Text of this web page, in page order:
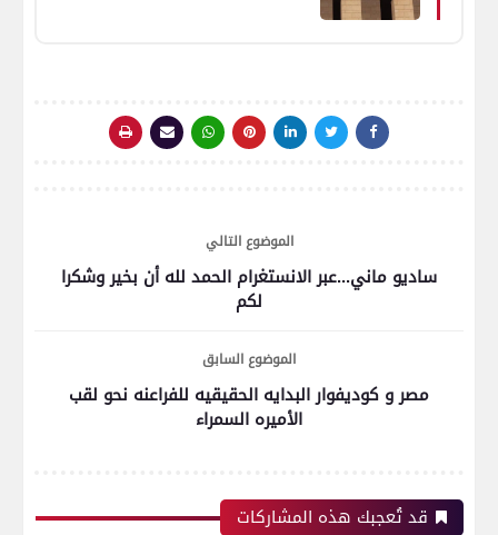
الموضوع التالي
ساديو ماني...عبر الانستغرام الحمد لله أن بخير وشكرا
لكم
الموضوع السابق
مصر و كوديفوار البدايه الحقيقيه للفراعنه نحو لقب
الأميره السمراء
قد تُعجبك هذه المشاركات